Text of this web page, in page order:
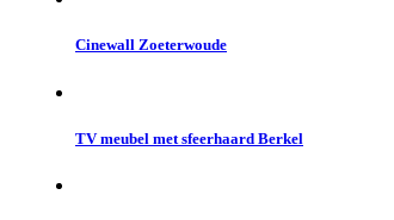
Cinewall Zoeterwoude
TV meubel met sfeerhaard Berkel